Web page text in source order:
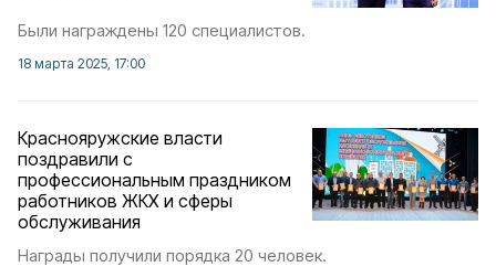
Были награждены 120 специалистов.
18 марта 2025, 17:00
Краснояружские власти
поздравили с
профессиональным праздником
работников ЖКХ и сферы
обслуживания
Награды получили порядка 20 человек.